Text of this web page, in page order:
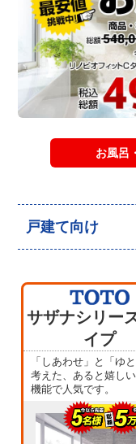
お風呂
戸建て向け
サザナシリー
イプ
「しあわせ」と「ゆ
考えた、あると嬉し
機能で人気です。